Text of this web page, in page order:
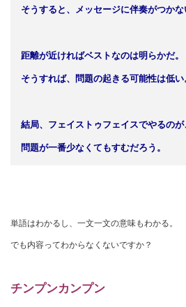
そうすると、メッセージに伴奏がつかな
距離が近ければベストなのは明らかだ。
そうすれば、問題の起きる可能性は低い
結局、フェイストゥフェイスでやるのが
問題が一番少なくてもすむだろう。
単語はわかるし、一文一文の意味もわかる。
でも内容ってわからなくないですか？
チンプンカンプン